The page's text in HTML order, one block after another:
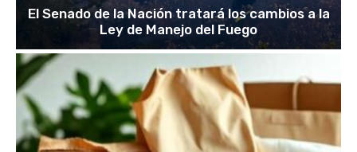
El Senado de la Nación tratará los cambios a la
Ley de Manejo del Fuego